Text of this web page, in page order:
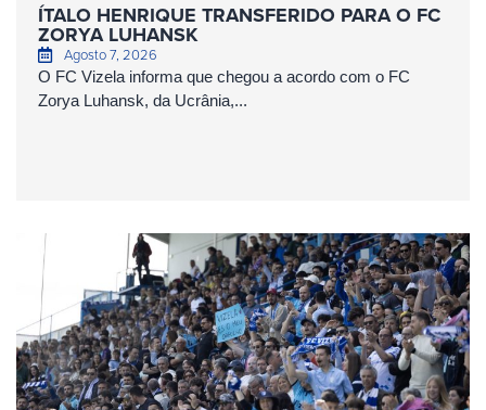
ÍTALO HENRIQUE TRANSFERIDO PARA O FC
ZORYA LUHANSK
Agosto 7, 2026
O FC Vizela informa que chegou a acordo com o FC
Zorya Luhansk, da Ucrânia,...